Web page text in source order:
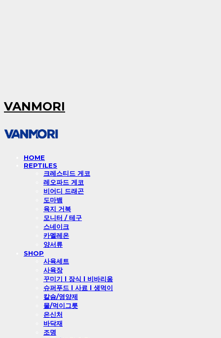
VANMORI
HOME
REPTILES
크레스티드 게코
레오파드 게코
비어디 드래곤
도마뱀
육지 거북
모니터 / 테구
스네이크
카멜레온
양서류
SHOP
사육세트
사육장
꾸미기 l 장식 l 비바리움
슈퍼푸드 l 사료 l 생먹이
칼슘/영양제
물/먹이그릇
은신처
바닥재
조명